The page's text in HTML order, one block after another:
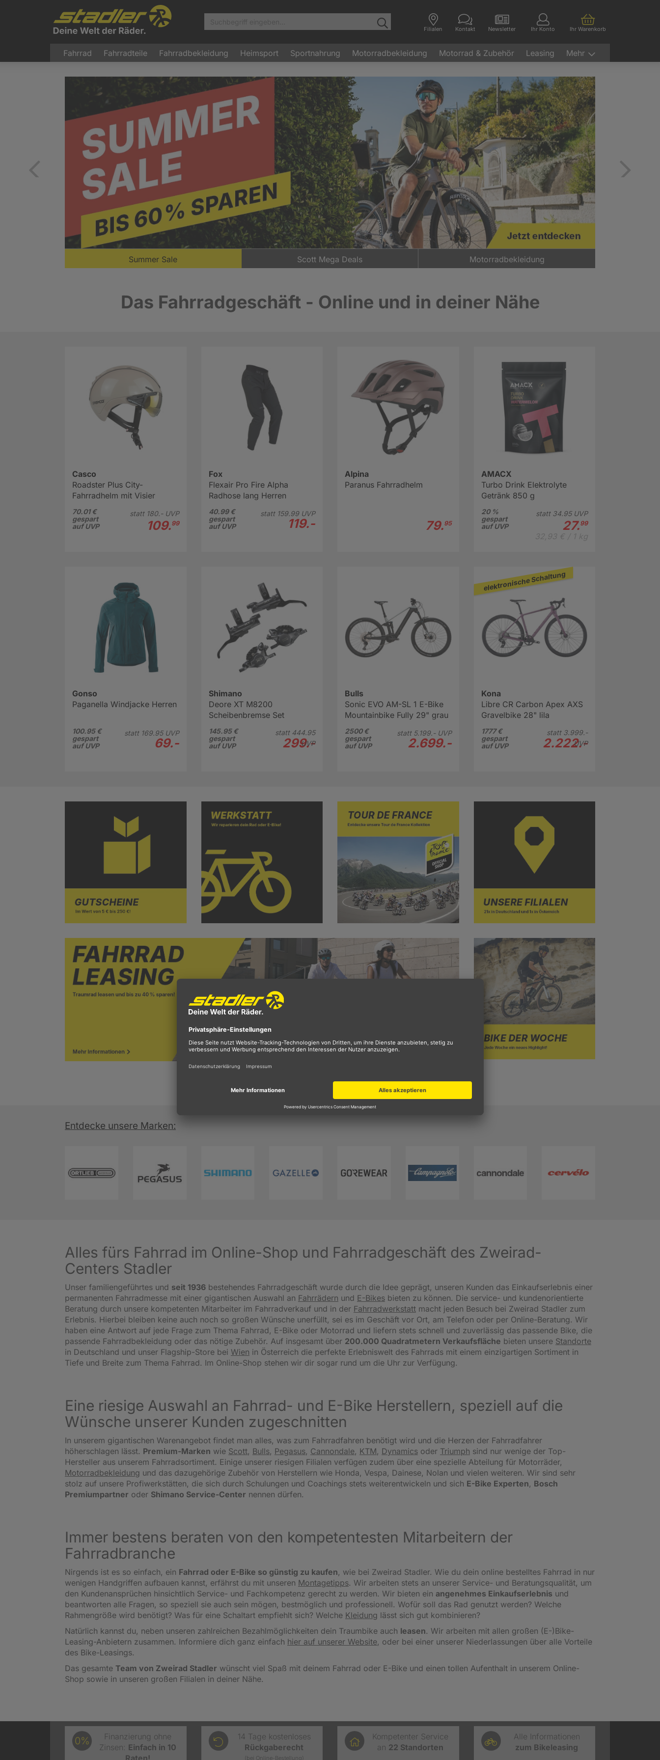
Filialen Kontakt Newsletter Ihr Konto Ihr Warenkorb
Fahrrad Fahrradteile Fahrradbekleidung Heimsport Sportnahrung Motorradbekleidung Motorrad & Zubehör Leasing Mehr
Summer Sale Scott Mega Deals Motorradbekleidung
Das Fahrradgeschäft - Online und in deiner Nähe
Casco
Roadster Plus City-
Fahrradhelm mit Visier
70.01 €
gespart
auf UVP
statt 180.-UVP
109.99
Fox
Flexair Pro Fire Alpha
Radhose lang Herren
40.99 €
gespart
auf UVP
statt 159.99UVP
119.-
Alpina
Paranus Fahrradhelm
79.95
AMACX
Turbo Drink Elektrolyte
Getränk 850 g
20 %
gespart
auf UVP
statt 34.95UVP
27.99
Gonso
Paganella Windjacke Herren
100.95 €
gespart
auf UVP
statt 169.95UVP
69.-
Shimano
Deore XT M8200
Scheibenbremse Set
145.95 €
gespart
auf UVP
statt 444.95
UVP
299.-
Bulls
Sonic EVO AM-SL 1 E-Bike
Mountainbike Fully 29" grau
2500 €
gespart
auf UVP
statt 5.199.-UVP
2.699.-
elektronische Schaltung
Kona
Libre CR Carbon Apex AXS
Gravelbike 28" lila
1777 €
gespart
auf UVP
statt 3.999.-
UVP
2.222.-
Entdecke unsere Marken:
Alles fürs Fahrrad im Online-Shop und Fahrradgeschäft des Zweirad-
Centers Stadler
Unser familiengeführtes und seit 1936 bestehendes Fahrradgeschäft wurde durch die Idee geprägt, unseren Kunden das Einkaufserlebnis einer
permanenten Fahrradmesse mit einer gigantischen Auswahl an Fahrrädern und E-Bikes bieten zu können. Die service- und kundenorientierte
Beratung durch unsere kompetenten Mitarbeiter im Fahrradverkauf und in der Fahrradwerkstatt macht jeden Besuch bei Zweirad Stadler zum
Erlebnis. Hierbei bleiben keine auch noch so großen Wünsche unerfüllt, sei es im Geschäft vor Ort, am Telefon oder per Online-Beratung. Wir
haben eine Antwort auf jede Frage zum Thema Fahrrad, E-Bike oder Motorrad und liefern stets schnell und zuverlässig das passende Bike, die
passende Fahrradbekleidung oder das nötige Zubehör. Auf insgesamt über 200.000 Quadratmetern Verkaufsfläche bieten unsere Standorte
in Deutschland und unser Flagship-Store bei Wien in Österreich die perfekte Erlebniswelt des Fahrrads mit einem einzigartigen Sortiment in
Tiefe und Breite zum Thema Fahrrad. Im Online-Shop stehen wir dir sogar rund um die Uhr zur Verfügung.
Eine riesige Auswahl an Fahrrad- und E-Bike Herstellern, speziell auf die
Wünsche unserer Kunden zugeschnitten
In unserem gigantischen Warenangebot findet man alles, was zum Fahrradfahren benötigt wird und die Herzen der Fahrradfahrer
höherschlagen lässt. Premium-Marken wie Scott, Bulls, Pegasus, Cannondale, KTM, Dynamics oder Triumph sind nur wenige der Top-
Hersteller aus unserem Fahrradsortiment. Einige unserer riesigen Filialen verfügen zudem über eine spezielle Abteilung für Motorräder,
Motorradbekleidung und das dazugehörige Zubehör von Herstellern wie Honda, Vespa, Dainese, Nolan und vielen weiteren. Wir sind sehr
stolz auf unsere Profiwerkstätten, die sich durch Schulungen und Coachings stets weiterentwickeln und sich E-Bike Experten, Bosch
Premiumpartner oder Shimano Service-Center nennen dürfen.
Immer bestens beraten von den kompetentesten Mitarbeitern der
Fahrradbranche
Nirgends ist es so einfach, ein Fahrrad oder E-Bike so günstig zu kaufen, wie bei Zweirad Stadler. Wie du dein online bestelltes Fahrrad in nur
wenigen Handgriffen aufbauen kannst, erfährst du mit unseren Montagetipps. Wir arbeiten stets an unserer Service- und Beratungsqualität, um
den Kundenansprüchen hinsichtlich Service- und Fachkompetenz gerecht zu werden. Wir bieten ein angenehmes Einkaufserlebnis und
beantworten alle Fragen, so speziell sie auch sein mögen, bestmöglich und professionell. Wofür soll das Rad genutzt werden? Welche
Rahmengröße wird benötigt? Was für eine Schaltart empfiehlt sich? Welche Kleidung lässt sich gut kombinieren?
Natürlich kannst du, neben unseren zahlreichen Bezahlmöglichkeiten dein Traumbike auch leasen. Wir arbeiten mit allen großen (E-)Bike-
Leasing-Anbietern zusammen. Informiere dich ganz einfach hier auf unserer Website, oder bei einer unserer Niederlassungen über alle Vorteile
des Bike-Leasings.
Das gesamte Team von Zweirad Stadler wünscht viel Spaß mit deinem Fahrrad oder E-Bike und einen tollen Aufenthalt in unserem Online-
Shop sowie in unseren großen Filialen in deiner Nähe.
0%
Finanzierung ohne
Zinsen: Einfach in 10
Raten!
14 Tage kostenloses
Rückgaberecht
(bei Online-Bestellung)
Kompetenter Service
an 22 Standorten
Alle Informationen
zum Bikeleasing